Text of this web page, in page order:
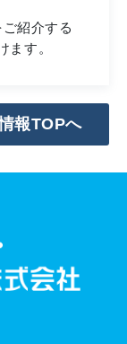
紹介する
ます。
報TOPへ